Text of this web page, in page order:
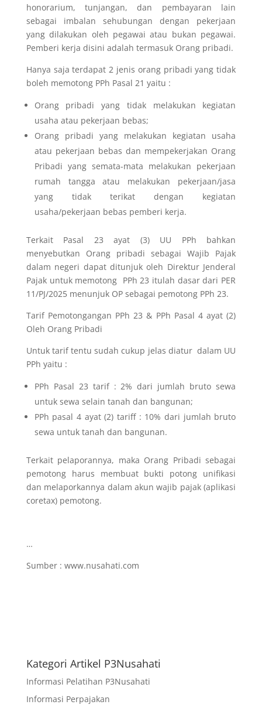
honorarium, tunjangan, dan pembayaran lain
sebagai imbalan sehubungan dengan pekerjaan
yang dilakukan oleh pegawai atau bukan pegawai.
Pemberi kerja disini adalah termasuk Orang pribadi.
Hanya saja terdapat 2 jenis orang pribadi yang tidak
boleh memotong PPh Pasal 21 yaitu :
Orang pribadi yang tidak melakukan kegiatan
usaha atau pekerjaan bebas;
Orang pribadi yang melakukan kegiatan usaha
atau pekerjaan bebas dan mempekerjakan Orang
Pribadi yang semata-mata melakukan pekerjaan
rumah tangga atau melakukan pekerjaan/jasa
yang tidak terikat dengan kegiatan
usaha/pekerjaan bebas pemberi kerja.
Terkait Pasal 23 ayat (3) UU PPh bahkan
menyebutkan Orang pribadi sebagai Wajib Pajak
dalam negeri dapat ditunjuk oleh Direktur Jenderal
Pajak untuk memotong PPh 23 itulah dasar dari PER
11/PJ/2025 menunjuk OP sebagai pemotong PPh 23.
Tarif Pemotongangan PPh 23 & PPh Pasal 4 ayat (2)
Oleh Orang Pribadi
Untuk tarif tentu sudah cukup jelas diatur dalam UU
PPh yaitu :
PPh Pasal 23 tarif : 2% dari jumlah bruto sewa
untuk sewa selain tanah dan bangunan;
PPh pasal 4 ayat (2) tariff : 10% dari jumlah bruto
sewa untuk tanah dan bangunan.
Terkait pelaporannya, maka Orang Pribadi sebagai
pemotong harus membuat bukti potong unifikasi
dan melaporkannya dalam akun wajib pajak (aplikasi
coretax) pemotong.
…
Sumber : www.nusahati.com
Kategori Artikel P3Nusahati
Informasi Pelatihan P3Nusahati
Informasi Perpajakan